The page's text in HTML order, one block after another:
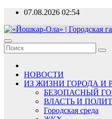
Перейти
содержимому
07.08.2026 02:54
«Йошкар-Ола» | Городская
Новости, события, люди
НОВОСТИ
ИЗ ЖИЗНИ ГОРОДА И
БЕЗОПАСНЫЙ
ВЛАСТЬ И
Городская среда